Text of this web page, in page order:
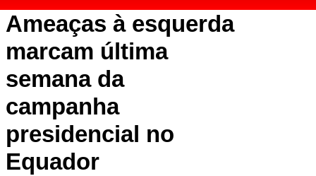
Ameaças à esquerda
marcam última
semana da
campanha
presidencial no
Equador